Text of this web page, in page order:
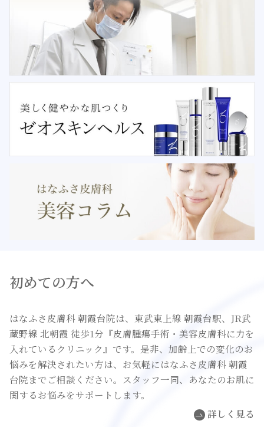
初めての方へ
はなふさ皮膚科 朝霞台院は、東武東上線 朝霞台駅、JR武
蔵野線 北朝霞 徒歩1分『皮膚腫瘍手術・美容皮膚科に力を
入れているクリニック』です。是非、加齢上での変化のお
悩みを解決されたい方は、お気軽にはなふさ皮膚科 朝霞
台院までご相談ください。スタッフ一同、あなたのお肌に
関するお悩みをサポートします。
詳しく見る